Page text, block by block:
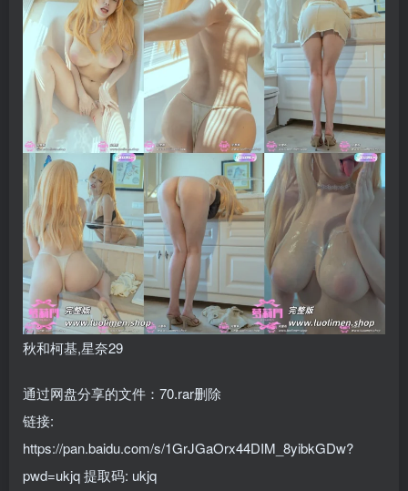
秋和柯基,星奈29
通过网盘分享的文件：70.rar删除
链接:
https://pan.baidu.com/s/1GrJGaOrx44DIM_8yibkGDw?
pwd=ukjq 提取码: ukjq